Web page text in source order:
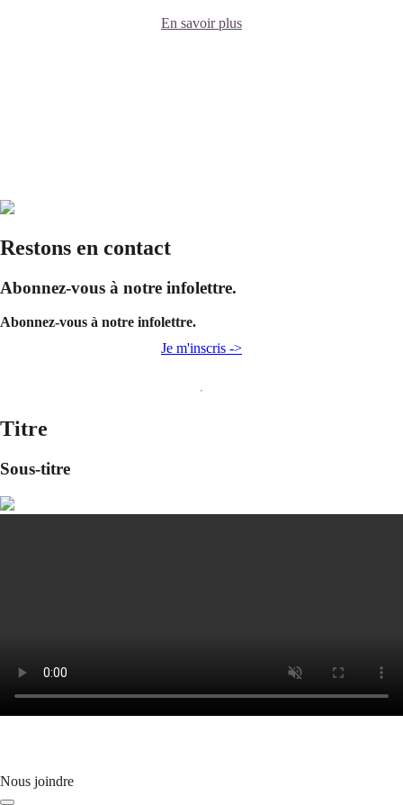
En savoir plus
Restons en contact
Abonnez-vous à notre infolettre.
Abonnez-vous à notre infolettre.
Je m'inscris ->
Titre
Sous-titre
Nous joindre